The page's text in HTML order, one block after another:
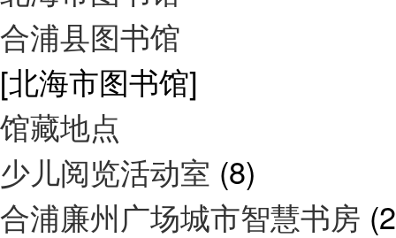
合浦县图书馆
[北海市图书馆]
馆藏地点
少儿阅览活动室 (8)
合浦廉州广场城市智慧书房